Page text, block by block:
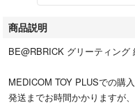
商品説明
BE@RBRICK グリーティング
MEDICOM TOY PLUSでの購入
発送までお時間かかりますが、